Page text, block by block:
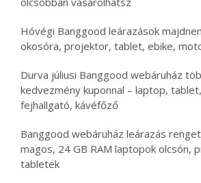
Hóvégi Banggood leárazások
okosóra, projektor, tablet, ebike,
Durva júliusi Banggood webáruház
kedvezmény kuponnal – laptop,
fejhallgató, kávéfőző
Banggood webáruház leárazás
magos, 24 GB RAM laptopok olcsón,
tabletek